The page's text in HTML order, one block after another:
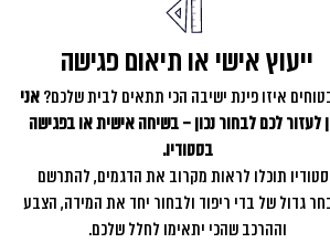
ייעוץ אישי או תיאום פגישה
איזו פינת ישיבה הכי תתאים לבית שלכם?אני
לעזור לכם לבחור נכון – בשיחה אישית או בפגישה
בסטודיו.
תוכלו לראות מקרוב את הדגמים, להתרשם
גדול של בדי ריפוד ולבחור יחד את המידה, הצבע
וההרכב שהכי יתאימו לחלל שלכם.